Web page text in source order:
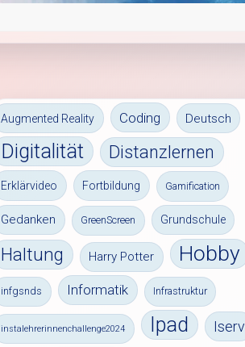
Augmented Reality Coding Deutsch
Digitalität Distanzlernen
Erklärvideo Fortbildung Gamification
Gedanken GreenScreen Grundschule
Haltung Harry Potter Hobby
infgsnds Informatik Infrastruktur
instalehrerinnenchallenge2024 Ipad Iserv